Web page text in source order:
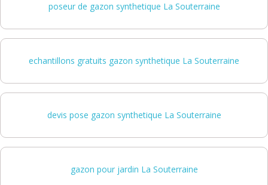
poseur de gazon synthetique La Souterraine
echantillons gratuits gazon synthetique La Souterraine
devis pose gazon synthetique La Souterraine
gazon pour jardin La Souterraine